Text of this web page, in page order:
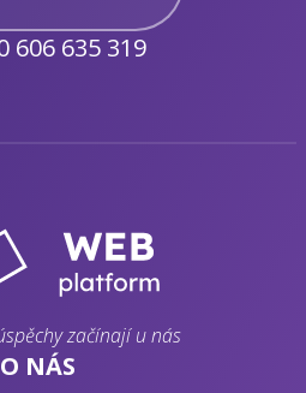
606 635 319
začínají u nás
O NÁS